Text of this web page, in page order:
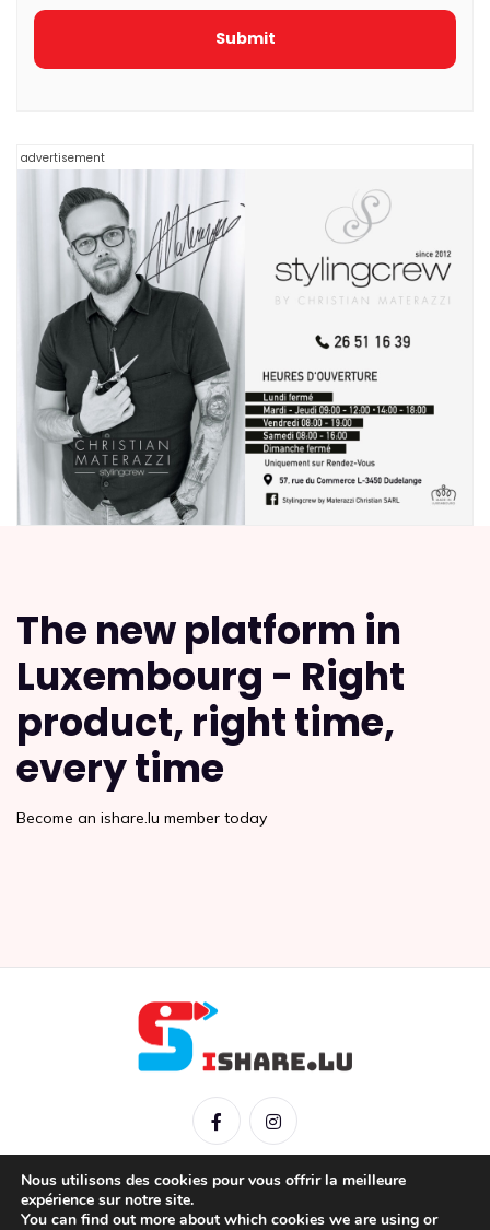
advertisement
The new platform in
Luxembourg - Right
product, right time,
every time
Become an ishare.lu member today
IShare © 2026 |Mentions légales|Conditions générales
Nous utilisons des cookies pour vous offrir la meilleure
expérience sur notre site.
You can find out more about which cookies we are using or